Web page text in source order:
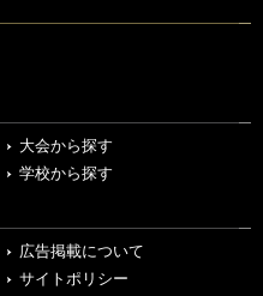
大会から探す
学校から探す
広告掲載について
サイトポリシー